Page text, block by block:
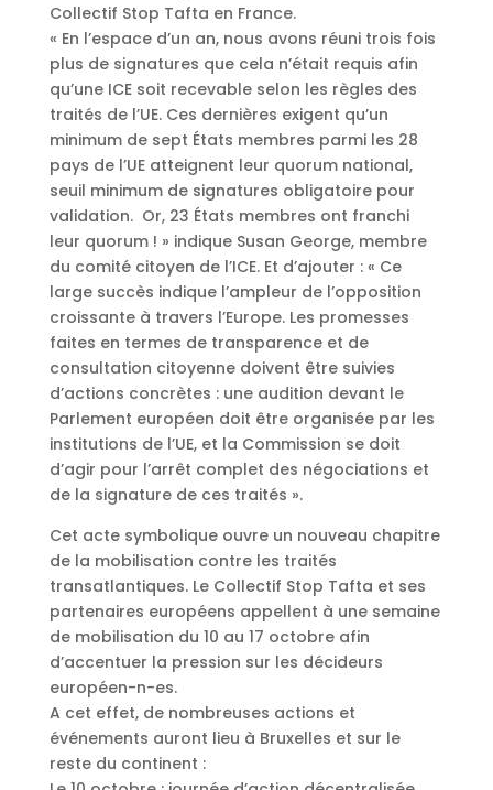
Collectif Stop Tafta en France.
« En l’espace d’un an, nous avons réuni trois fois
plus de signatures que cela n’était requis afin
qu’une ICE soit recevable selon les règles des
traités de l’UE. Ces dernières exigent qu’un
minimum de sept États membres parmi les 28
pays de l’UE atteignent leur quorum national,
seuil minimum de signatures obligatoire pour
validation. Or, 23 États membres ont franchi
leur quorum ! » indique Susan George, membre
du comité citoyen de l’ICE. Et d’ajouter : « Ce
large succès indique l’ampleur de l’opposition
croissante à travers l’Europe. Les promesses
faites en termes de transparence et de
consultation citoyenne doivent être suivies
d’actions concrètes : une audition devant le
Parlement européen doit être organisée par les
institutions de l’UE, et la Commission se doit
d’agir pour l’arrêt complet des négociations et
de la signature de ces traités ».
Cet acte symbolique ouvre un nouveau chapitre
de la mobilisation contre les traités
transatlantiques. Le Collectif Stop Tafta et ses
partenaires européens appellent à une semaine
de mobilisation du 10 au 17 octobre afin
d’accentuer la pression sur les décideurs
européen-n-es.
A cet effet, de nombreuses actions et
événements auront lieu à Bruxelles et sur le
reste du continent :